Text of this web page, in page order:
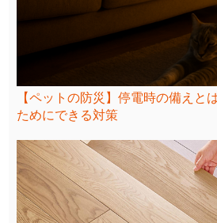
【ペットの防災】停電時の備えと
ためにできる対策